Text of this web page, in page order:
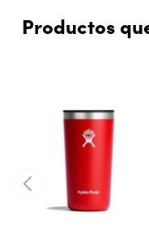
Productos